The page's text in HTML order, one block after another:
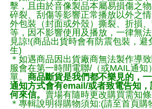
擊，且由於音像製品本屬易損傷之
碎裂、刮傷等影響正常播放以外之
外包裝（封面或外殼）撕裂、折損
等，因不影響使用及播放，一律無
見諒!(商品出貨時會有防震包裝，避
生)
＊如遇商品因出貨廠商無法製作導
服會在第一時間電聯/（或MAIL通知
單。 商品斷貨是我們都不樂見的，
通知方式會有email/或者致電告知
何來信。 賣場有隨時更改購買需知條
＊專輯說明得購物須知:(請至首頁購